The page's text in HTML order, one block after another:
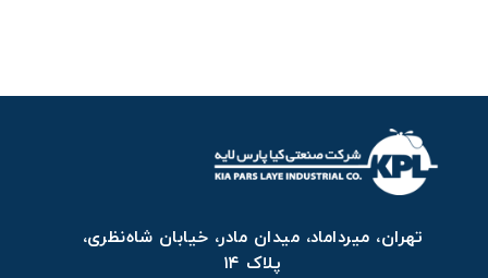
تهران، میرداماد، میدان مادر، خیابان شاه‌نظری،
پلاک ۱۴